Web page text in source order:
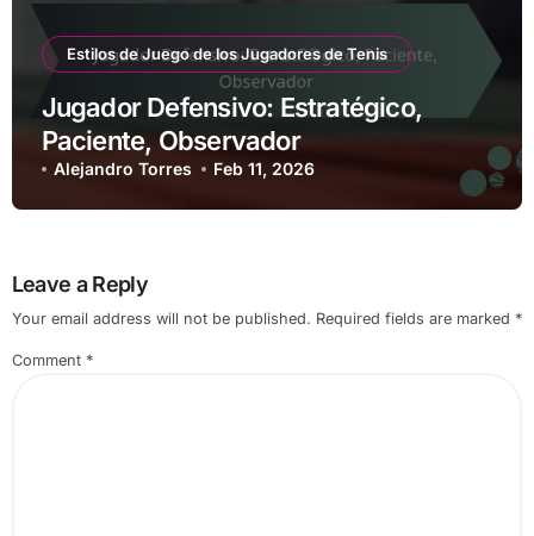
Estilos de Juego de los Jugadores de Tenis
Jugador Defensivo: Estratégico,
Paciente, Observador
Alejandro Torres Feb 11, 2026
Leave a Reply
Your email address will not be published. Required fields are marked *
Comment *